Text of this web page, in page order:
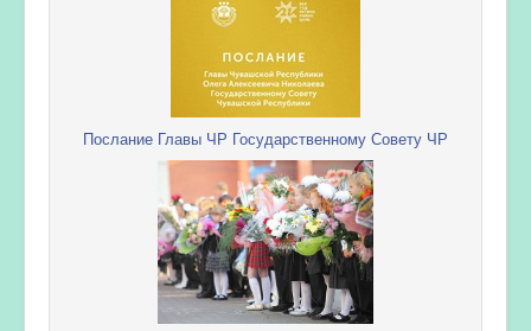
Послание Главы ЧР Государственному Совету ЧР